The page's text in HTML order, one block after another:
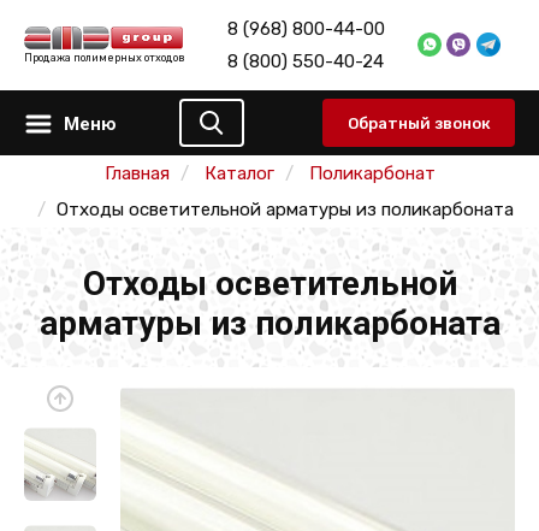
Продажа полимерных отходов
8 (968) 800-44-00
8 (800) 550-40-24
Меню Обратный звонок
Главная Каталог
Поликарбонат
Отходы осветительной арматуры из поликарбоната
Отходы осветительной
арматуры из поликарбоната